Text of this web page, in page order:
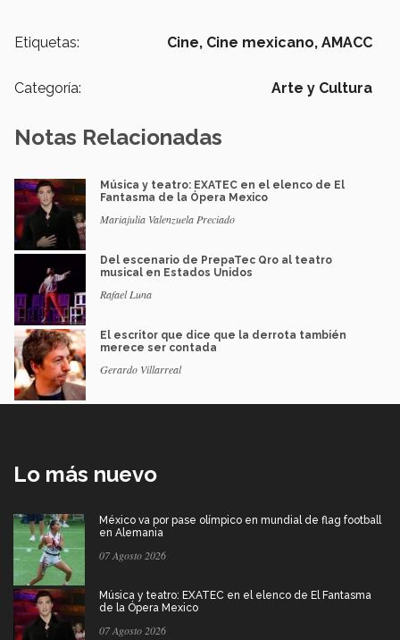
Etiquetas: Cine, Cine mexicano, AMACC
Categoría: Arte y Cultura
Notas Relacionadas
Música y teatro: EXATEC en el elenco de El
Fantasma de la Ópera Mexico
Mariajulia Valenzuela Preciado
Del escenario de PrepaTec Qro al teatro
musical en Estados Unidos
Rafael Luna
El escritor que dice que la derrota también
merece ser contada
Gerardo Villarreal
Lo más nuevo
México va por pase olímpico en mundial de flag football
en Alemania
07 Agosto 2026
Música y teatro: EXATEC en el elenco de El Fantasma
de la Ópera Mexico
07 Agosto 2026